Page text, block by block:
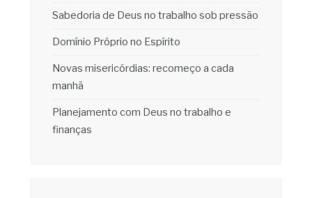
Sabedoria de Deus no trabalho sob pressão
Domínio Próprio no Espírito
Novas misericórdias: recomeço a cada
manhã
Planejamento com Deus no trabalho e
finanças